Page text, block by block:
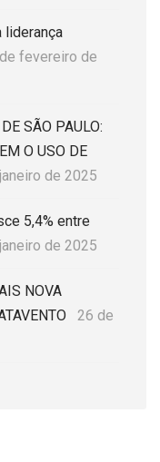
liderança
fevereiro de
SÃO PAULO:
O USO DE
de 2025
5,4% entre
de 2025
NOVA
26 de